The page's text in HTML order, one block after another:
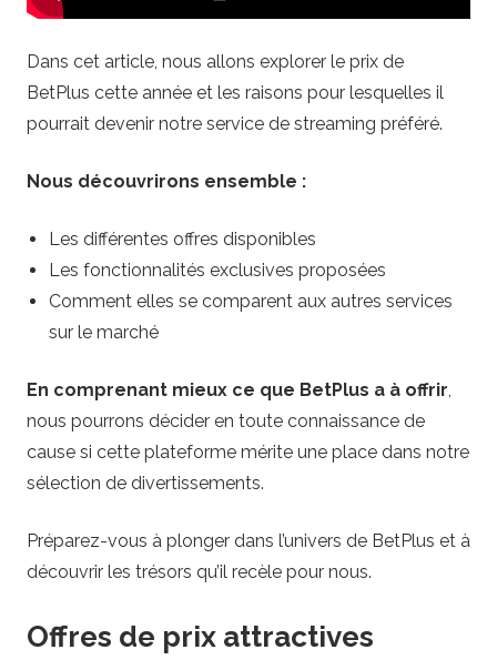
i
n
g
B
e
t
i
n
g
Dans cet article, nous allons explorer le prix de
BetPlus cette année et les raisons pour lesquelles il
pourrait devenir notre service de streaming préféré.
Nous découvrirons ensemble :
Les différentes offres disponibles
Les fonctionnalités exclusives proposées
Comment elles se comparent aux autres services
sur le marché
En comprenant mieux ce que BetPlus a à offrir,
nous pourrons décider en toute connaissance de
cause si cette plateforme mérite une place dans notre
sélection de divertissements.
Préparez-vous à plonger dans l’univers de BetPlus et à
découvrir les trésors qu’il recèle pour nous.
Offres de prix attractives